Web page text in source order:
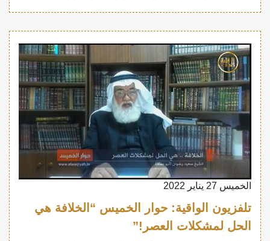
الخميس 27 يناير 2022
تلفزيون الواقية: حوار الخميس “الخلافة هي
الحل لمشكلات العصر!”